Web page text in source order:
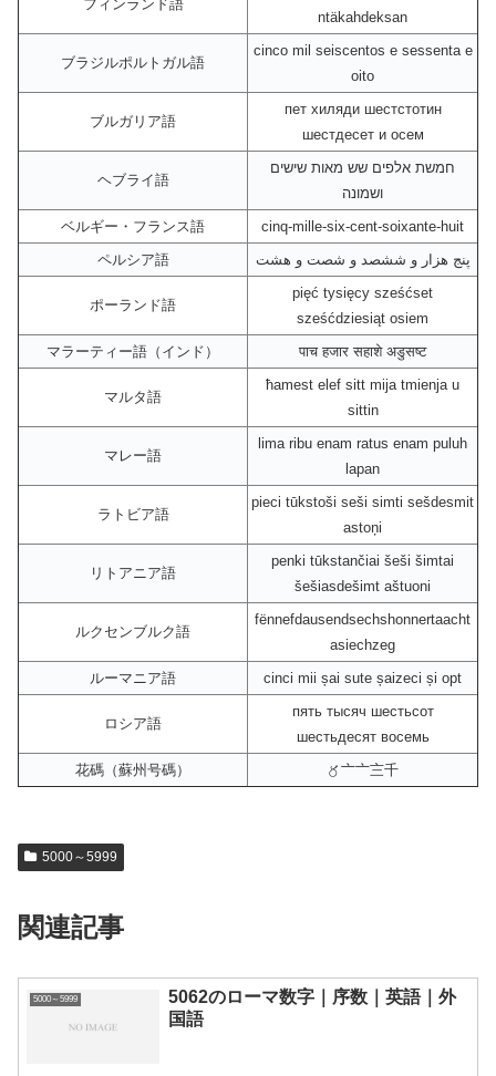
フィンランド語
ntäkahdeksan
ブラジルポルトガル語
cinco mil seiscentos e sessenta e
oito
ブルガリア語
пет хиляди шестстотин
шестдесет и осем
ヘブライ語
חמשת אלפים שש מאות שישים
ושמונה
ベルギー・フランス語
cinq-mille-six-cent-soixante-huit
ペルシア語
پنج هزار و ششصد و شصت و هشت
ポーランド語
pięć tysięcy sześćset
sześćdziesiąt osiem
マラーティー語（インド）
पाच हजार सहाशे अडुसष्ट
マルタ語
ħamest elef sitt mija tmienja u
sittin
マレー語
lima ribu enam ratus enam puluh
lapan
ラトビア語
pieci tūkstoši seši simti sešdesmit
astoņi
リトアニア語
penki tūkstančiai šeši šimtai
šešiasdešimt aštuoni
ルクセンブルク語
fënnefdausendsechshonnertaacht
asiechzeg
ルーマニア語
cinci mii șai sute șaizeci și opt
ロシア語
пять тысяч шестьсот
шестьдесят восемь
花碼（蘇州号碼）
〥〦〦〨千
5000～5999
関連記事
5000～5999
5062のローマ数字｜序数｜英語｜外
国語